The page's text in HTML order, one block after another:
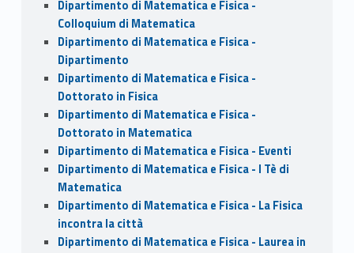
Dipartimento di Matematica e Fisica -
Colloquium di Matematica
Dipartimento di Matematica e Fisica -
Dipartimento
Dipartimento di Matematica e Fisica -
Dottorato in Fisica
Dipartimento di Matematica e Fisica -
Dottorato in Matematica
Dipartimento di Matematica e Fisica - Eventi
Dipartimento di Matematica e Fisica - I Tè di
Matematica
Dipartimento di Matematica e Fisica - La Fisica
incontra la città
Dipartimento di Matematica e Fisica - Laurea in